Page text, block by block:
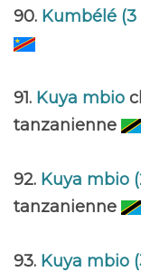
90. Kumbélé (3
91. Kuya mbio
tanzanienne
92. Kuya mbio
tanzanienne
93. Kuya mbio